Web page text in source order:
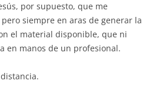
por supuesto, que me
siempre en aras de generar la
el material disponible, que ni
en manos de un profesional.